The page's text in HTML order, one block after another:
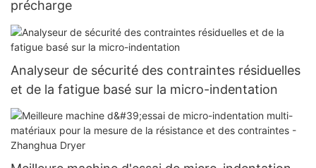
précharge
Analyseur de sécurité des contraintes résiduelles
et de la fatigue basé sur la micro-indentation